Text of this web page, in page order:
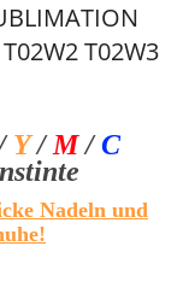
T02W3
Y/M/C
Nadeln und
!